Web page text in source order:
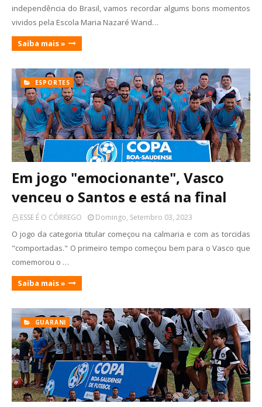
independência do Brasil, vamos recordar algums bons momentos
vividos pela Escola Maria Nazaré Wand…
Saiba mais »
ESPORTES
Em jogo "emocionante", Vasco
venceu o Santos e está na final
ESSE É O CÓRREGO Domingo, Setembro 03, 2023
O jogo da categoria titular começou na calmaria e com as torcidas
"comportadas." O primeiro tempo começou bem para o Vasco que
comemorou o …
Saiba mais »
GUARANI